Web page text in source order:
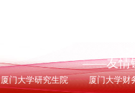
——友情
厦门大学研究生院 厦门大学财